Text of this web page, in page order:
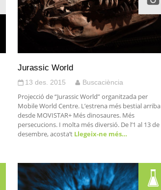
Jurassic World
13 des. 2015 Buscaciència
Projecció de “Jurassic World” organitzada per
Mobile World Centre. L’estrena més bestial arriba
desde MOVISTAR+ Més dinosaures. Més
persecucions. I molta més diversió. De l’1 al 13 de
desembre, acosta’tLlegeix-ne més…